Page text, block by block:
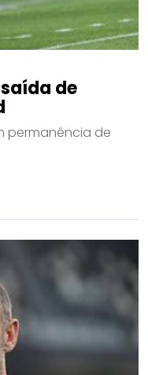
de
permanência de